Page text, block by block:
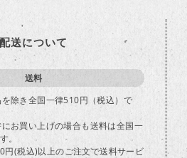
送について
送料
を除き全国一律510円（税込）で
にお買い上げの場合も送料は全国一
。
円(税込)以上のご注文で送料サービ